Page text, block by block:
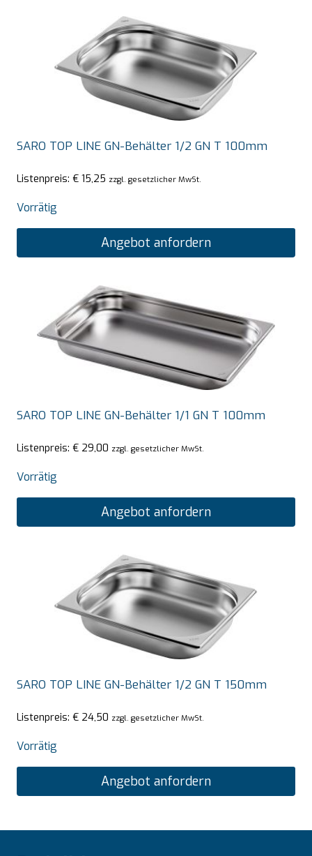
SARO TOP LINE GN-Behälter 1/2 GN T 100mm
Listenpreis: € 15,25 zzgl. gesetzlicher MwSt.
Vorrätig
Angebot anfordern
SARO TOP LINE GN-Behälter 1/1 GN T 100mm
Listenpreis: € 29,00 zzgl. gesetzlicher MwSt.
Vorrätig
Angebot anfordern
SARO TOP LINE GN-Behälter 1/2 GN T 150mm
Listenpreis: € 24,50 zzgl. gesetzlicher MwSt.
Vorrätig
Angebot anfordern